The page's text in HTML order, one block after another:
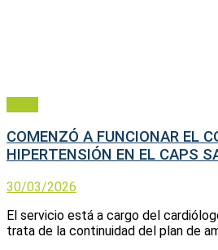
COMENZÓ A FUNCIONAR EL
HIPERTENSIÓN EN EL CAPS
30/03/2026
El servicio está a cargo del
trata de la continuidad del plan de